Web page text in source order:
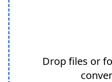
Drop files or